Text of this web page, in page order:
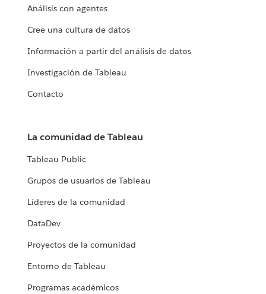
Análisis con agentes
Cree una cultura de datos
Información a partir del análisis de datos
Investigación de Tableau
Contacto
La comunidad de Tableau
Tableau Public
Grupos de usuarios de Tableau
Líderes de la comunidad
DataDev
Proyectos de la comunidad
Entorno de Tableau
Programas académicos